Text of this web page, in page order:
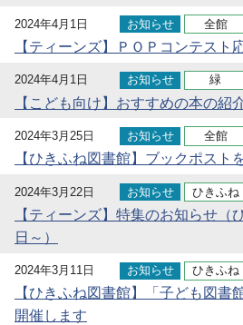
2024年4月1日 お知らせ 全館
【ティーンズ】ＰＯＰコンテスト
2024年4月1日 お知らせ 緑
【こども向け】おすすめの本の紹
2024年3月25日 お知らせ 全館
【ひきふね図書館】ブックポスト
2024年3月22日 お知らせ ひきふね
【ティーンズ】特集のお知らせ（
日～）
2024年3月11日 お知らせ ひきふね
【ひきふね図書館】「子ども図書
開催します